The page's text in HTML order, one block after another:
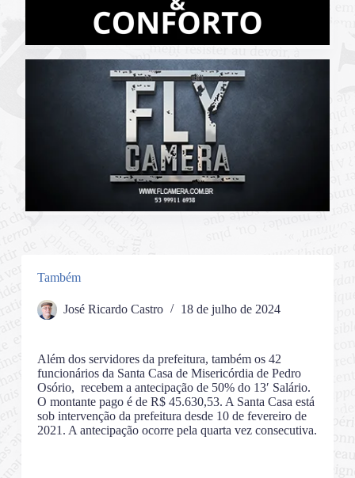
Também
José Ricardo Castro 18 de julho de 2024
Além dos servidores da prefeitura, também os 42
funcionários da Santa Casa de Misericórdia de Pedro
Osório, recebem a antecipação de 50% do 13′ Salário.
O montante pago é de R$ 45.630,53. A Santa Casa está
sob intervenção da prefeitura desde 10 de fevereiro de
2021. A antecipação ocorre pela quarta vez consecutiva.